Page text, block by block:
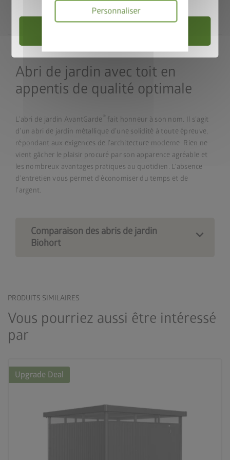
Personnaliser
confidentialité
*non compris dans la variante ECO
Abri de jardin avec toit en
appentis de qualité optimale
L’abri de jardin AvantGarde
fait honneur à son nom. Il s’agit
d’un abri de jardin métallique d’une solidité à toute épreuve,
répondant aux exigences de l’architecture moderne. Rien ne
vient gâcher le plaisir procuré par son apparence agréable et
les nombreux avantages pratiques au quotidien. L’absence
d’entretien vous permet d’économiser du temps et de
l’argent.
Comparaison des abris de jardin
Biohort
PRODUITS SIMILAIRES
Vous pourriez aussi être intéressé
par
Upgrade Deal